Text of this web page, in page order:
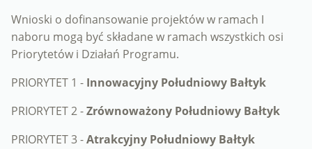
Wnioski o dofinansowanie projektów w ramach I
naboru mogą być składane w ramach wszystkich osi
Priorytetów i Działań Programu.
PRIORYTET 1 - Innowacyjny Południowy Bałtyk
PRIORYTET 2 -Zrównoważony Południowy Bałtyk
PRIORYTET 3 -Atrakcyjny Południowy Bałtyk